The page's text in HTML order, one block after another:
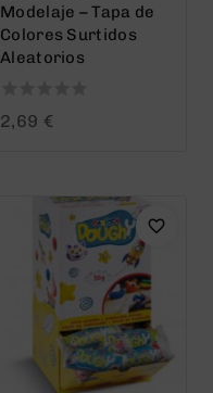
Modelaje – Tapa de
Colores Surtidos
Aleatorios
0
2,69 €